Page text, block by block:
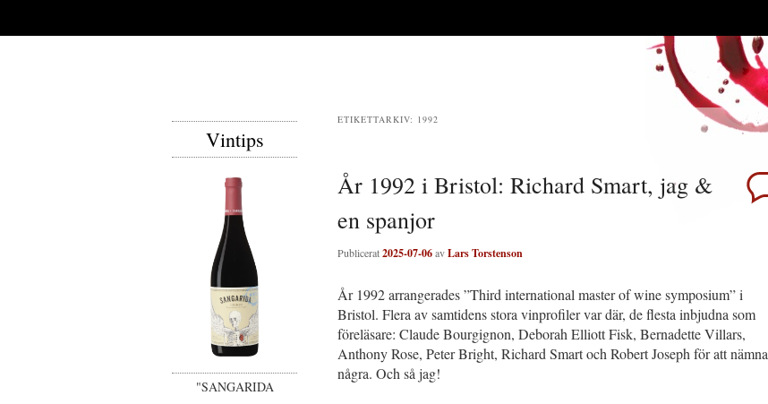
ETIKETTARKIV: 1992
År 1992 i Bristol: Richard Smart, jag &
en spanjor
Publicerat2025-07-06avLars Torstenson
År 1992 arrangerades ”Third international master of wine symposium” i
Bristol. Flera av samtidens stora vinprofiler var där, de flesta inbjudna som
föreläsare: Claude Bourgignon, Deborah Elliott Fisk, Bernadette Villars,
Anthony Rose, Peter Bright, Richard Smart och Robert Joseph för att nämna
några. Och så jag!
Vintips
"SANGARIDA